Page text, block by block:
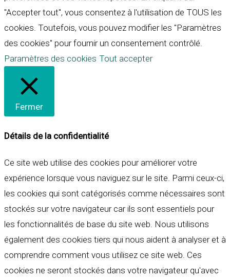
"Accepter tout", vous consentez à l'utilisation de TOUS les
cookies. Toutefois, vous pouvez modifier les "Paramètres
des cookies" pour fournir un consentement contrôlé.
Paramètres des cookies Tout accepter
Fermer
Détails de la confidentialité
Ce site web utilise des cookies pour améliorer votre
expérience lorsque vous naviguez sur le site. Parmi ceux-ci,
les cookies qui sont catégorisés comme nécessaires sont
stockés sur votre navigateur car ils sont essentiels pour
les fonctionnalités de base du site web. Nous utilisons
également des cookies tiers qui nous aident à analyser et à
comprendre comment vous utilisez ce site web. Ces
cookies ne seront stockés dans votre navigateur qu'avec